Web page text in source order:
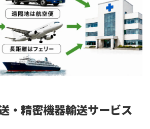
・精密機器輸送サービス